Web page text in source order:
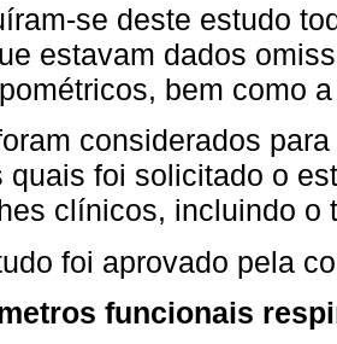
se deste estudo
estavam dados
bem como
considerados
quais foi solicitado o
clínicos, incluindo o
foi aprovado pela
funcionais